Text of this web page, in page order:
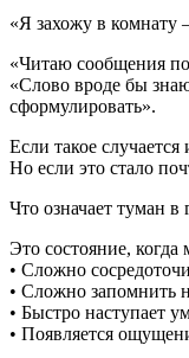
«Я захожу в комнату
«Читаю сообщения по
«Слово вроде бы
сформулировать».
Если такое
Но если это стало
Что означает туман в
Это состояние, когда
• Сложно
• Сложно
• Быстро наступает
• Появляется